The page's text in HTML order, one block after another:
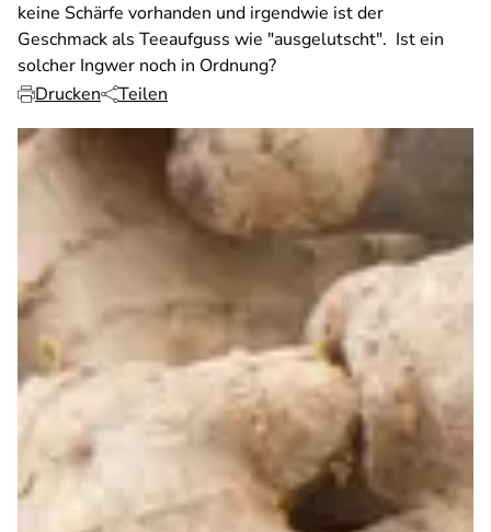
keine Schärfe vorhanden und irgendwie ist der
Geschmack als Teeaufguss wie "ausgelutscht". Ist ein
solcher Ingwer noch in Ordnung?
Drucken
Teilen